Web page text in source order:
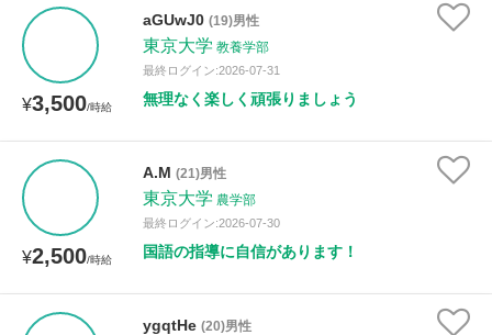
¥3,500/時給
aGUwJ0 (19)男性
東京大学 教養学部
最終ログイン:2026-07-31
無理なく楽しく頑張りましょう
¥2,500/時給
A.M (21)男性
東京大学 農学部
最終ログイン:2026-07-30
国語の指導に自信があります！
ygqtHe (20)男性
時給：¥1,000 ～ ¥10,000
授業可能日
土曜日 日曜日
所属大学